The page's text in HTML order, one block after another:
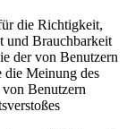
die Richtigkeit,
und Brauchbarkeit
der von Benutzern
die Meinung des
von Benutzern